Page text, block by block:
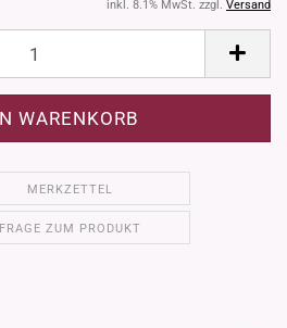
inkl. 8.1% MwSt. zzgl. Versand
MERKZETTEL
FRAGE ZUM PRODUKT